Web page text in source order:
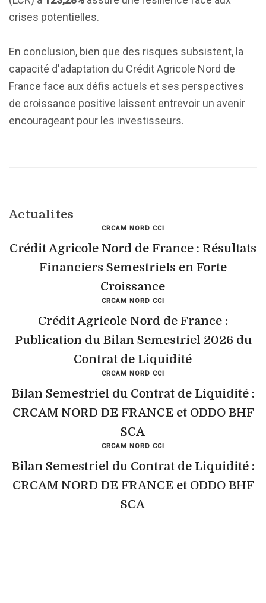
crises potentielles.
En conclusion, bien que des risques subsistent, la
capacité d'adaptation du Crédit Agricole Nord de
France face aux défis actuels et ses perspectives
de croissance positive laissent entrevoir un avenir
encourageant pour les investisseurs.
Actualites
CRCAM NORD CCI
Crédit Agricole Nord de France : Résultats
Financiers Semestriels en Forte
Croissance
CRCAM NORD CCI
Crédit Agricole Nord de France :
Publication du Bilan Semestriel 2026 du
Contrat de Liquidité
CRCAM NORD CCI
Bilan Semestriel du Contrat de Liquidité :
CRCAM NORD DE FRANCE et ODDO BHF
SCA
CRCAM NORD CCI
Bilan Semestriel du Contrat de Liquidité :
CRCAM NORD DE FRANCE et ODDO BHF
SCA